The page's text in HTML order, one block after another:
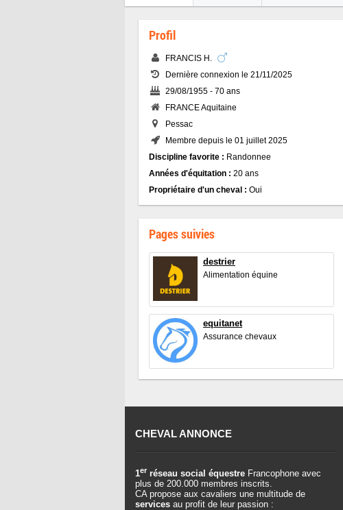
Profil
FRANCIS H.
Dernière connexion le 21/11/2025
29/08/1955 - 70 ans
FRANCE Aquitaine
Pessac
Membre depuis le 01 juillet 2025
Discipline favorite : Randonnee
Années d'équitation : 20 ans
Propriétaire d'un cheval : Oui
Pages suivies
destrier
Alimentation équine
equitanet
Assurance chevaux
CHEVAL ANNONCE
1er réseau social équestre Francophone avec
plus de 200.000 membres inscrits.
CA propose aux cavaliers une multitude de
services au profit de leur passion :